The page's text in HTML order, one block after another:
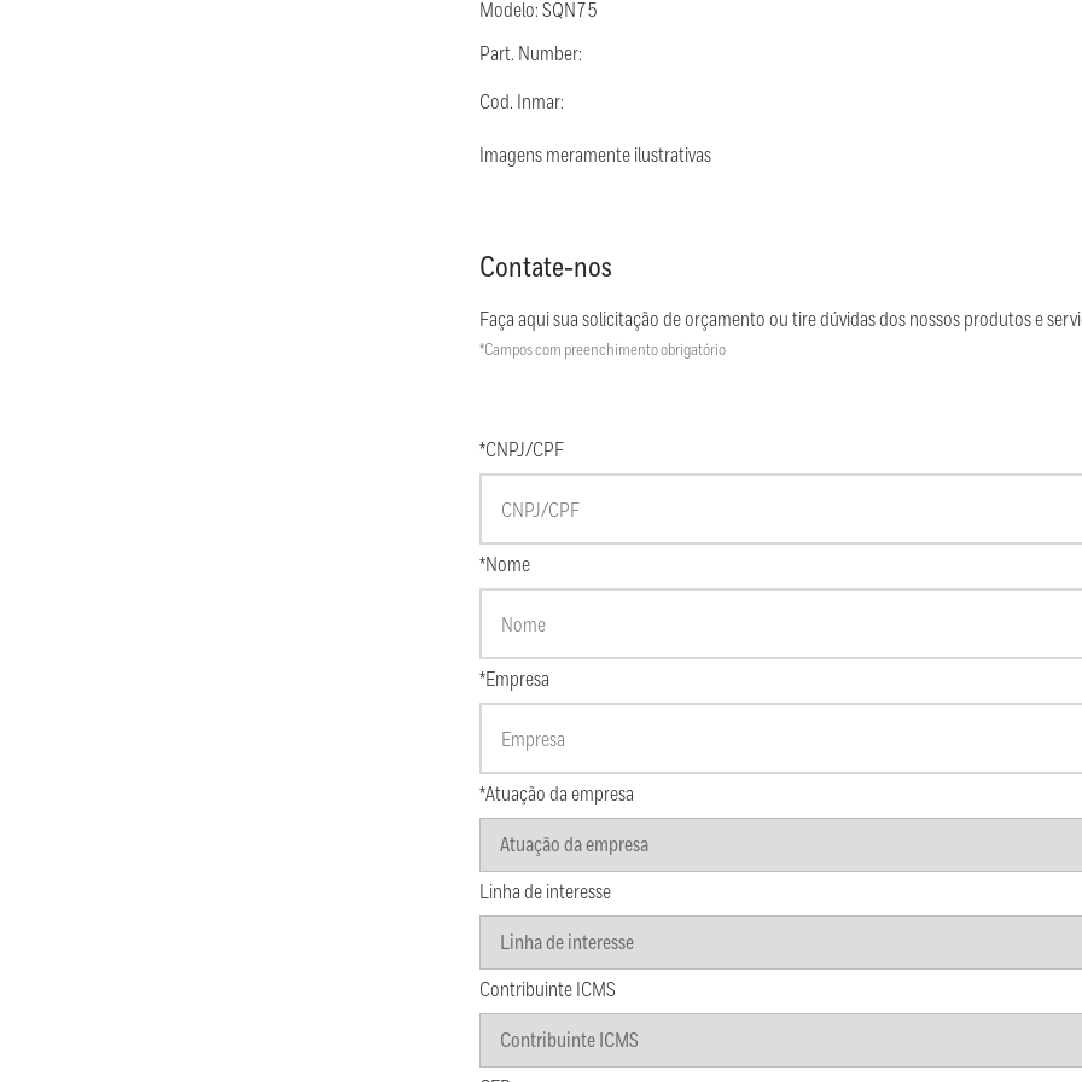
Modelo: SQN75
Part. Number:
Cod. Inmar:
Imagens meramente ilustrativas
Contate-nos
Faça aqui sua solicitação de orçamento ou tire dúvidas dos nossos produtos e
*Campos com preenchimento obrigatório
*CNPJ/CPF
*Nome
*Empresa
*Atuação da empresa
Linha de interesse
Contribuinte ICMS